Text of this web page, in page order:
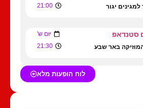
למגינים יגור 21:00
סטנדאפ יום ש'
באר שבע 21:30
לוח הופעות מלא